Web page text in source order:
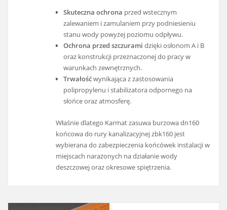
Skuteczna ochrona przed wstecznym
zalewaniem i zamulaniem przy podniesieniu
stanu wody powyżej poziomu odpływu.
Ochrona przed szczurami dzięki osłonom A i B
oraz konstrukcji przeznaczonej do pracy w
warunkach zewnętrznych.
Trwałośćwynikająca z zastosowania
polipropylenu i stabilizatora odpornego na
słońce oraz atmosferę.
Właśnie dlatego Karmat zasuwa burzowa dn160
końcowa do rury kanalizacyjnej zbk160 jest
wybierana do zabezpieczenia końcówek instalacji w
miejscach narażonych na działanie wody
deszczowej oraz okresowe spiętrzenia.